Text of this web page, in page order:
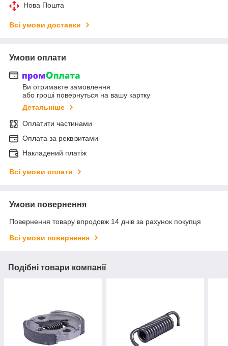
Нова Пошта
Всі умови доставки
Умови оплати
Ви отримаєте замовлення
або гроші повернуться на вашу картку
Детальніше
Оплатити частинами
Оплата за реквізитами
Накладений платіж
Всі умови оплати
Умови повернення
Повернення товару впродовж 14 днів за рахунок покупця
Всі умови повернення
Подібні товари компанії